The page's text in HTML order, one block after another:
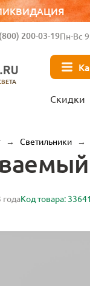
200-03-19Пн-Вс
Скидки
→ Светильники →
годаКод товара: